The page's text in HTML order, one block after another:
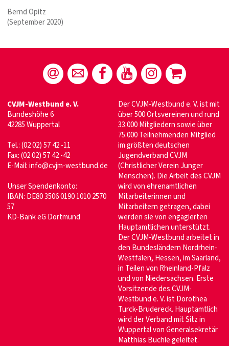
Bernd Opitz
(September 2020)
CVJM-Westbund e. V.
Bundeshöhe 6
42285 Wuppertal
Tel.: (02 02) 57 42 -11
Fax: (02 02) 57 42 -42
E-Mail:info@cvjm-westbund.de
Unser Spendenkonto:
IBAN: DE80 3506 0190 1010 2570
57
KD-Bank eG Dortmund
Der CVJM-Westbund e. V. ist mit
über 500 Ortsvereinen und rund
33.000 Mitgliedern sowie über
75.000 Teilnehmenden Mitglied
im größten deutschen
Jugendverband CVJM
(Christlicher Verein Junger
Menschen). Die Arbeit des CVJM
wird von ehrenamtlichen
Mitarbeiterinnen und
Mitarbeitern getragen, dabei
werden sie von engagierten
Hauptamtlichen unterstützt.
Der CVJM-Westbund arbeitet in
den Bundesländern Nordrhein-
Westfalen, Hessen, im Saarland,
in Teilen von Rheinland-Pfalz
und von Niedersachsen. Erste
Vorsitzende des CVJM-
Westbund e. V. ist Dorothea
Turck-Brudereck. Hauptamtlich
wird der Verband mit Sitz in
Wuppertal von Generalsekretär
Matthias Büchle geleitet.